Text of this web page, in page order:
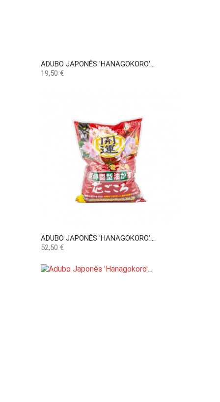
ADUBO JAPONÊS 'HANAGOKORO'...
Preço
19,50 €
ADUBO JAPONÊS 'HANAGOKORO'...
Preço
52,50 €